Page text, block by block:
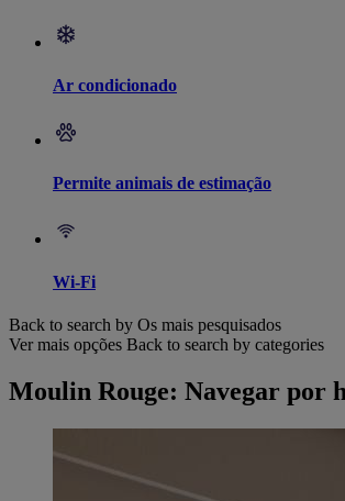
Ar condicionado
Permite animais de estimação
Wi-Fi
Back to search by Os mais pesquisados
Ver mais opções Back to search by categories
Moulin Rouge: Navegar por